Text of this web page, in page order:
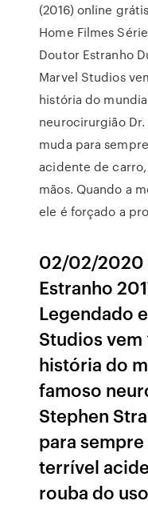
(2016) online
Home Filmes
Doutor Estranho
Marvel Studios
história do
neurocirurgião
muda para
acidente de
mãos. Quando a
ele é forçado a
02/02/2020
Estranho
Legendado
Studios vem
história do
famoso
Stephen
para
terrível
rouba do